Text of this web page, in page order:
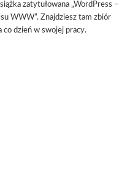
zatytułowana „WordPress –
WWW”. Znajdziesz tam zbiór
dzień w swojej pracy.